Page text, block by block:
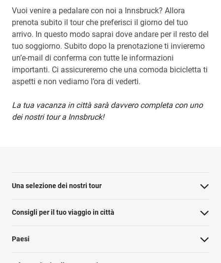
Vuoi venire a pedalare con noi a Innsbruck? Allora
prenota subito il tour che preferisci il giorno del tuo
arrivo. In questo modo saprai dove andare per il resto del
tuo soggiorno. Subito dopo la prenotazione ti invieremo
un’e-mail di conferma con tutte le informazioni
importanti. Ci assicureremo che una comoda bicicletta ti
aspetti e non vediamo l’ora di vederti.
La tua vacanza in città sarà davvero completa con uno
dei nostri tour a Innsbruck!
Una selezione dei nostri tour
Consigli per il tuo viaggio in città
Paesi